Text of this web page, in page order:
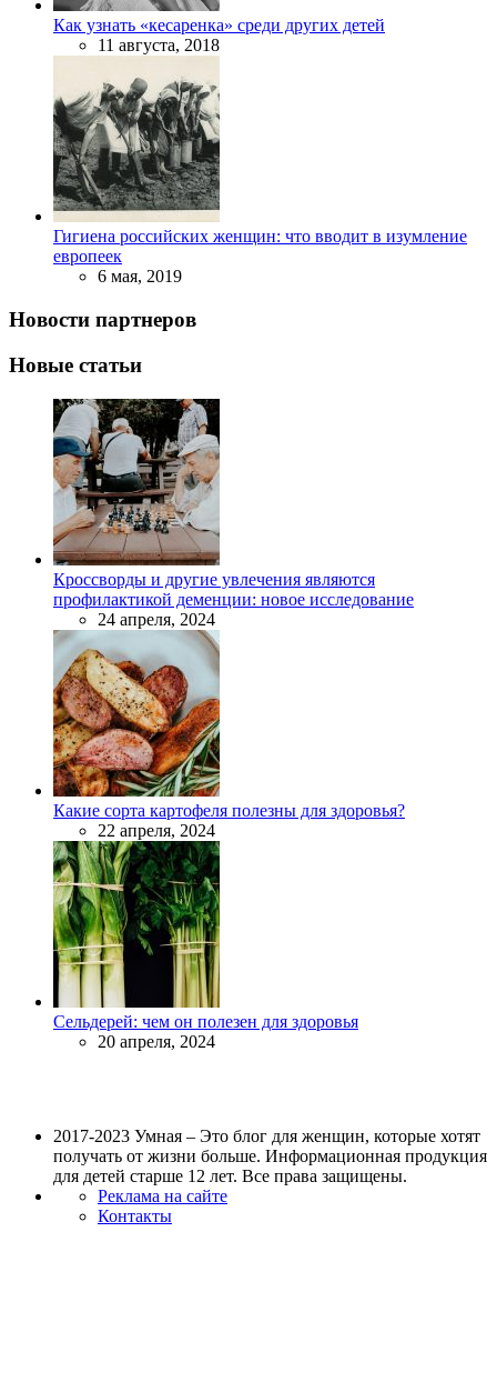
Как узнать «кесаренка» среди других детей
11 августа, 2018
Гигиена российских женщин: что вводит в изумление
европеек
6 мая, 2019
Новости партнеров
Новые статьи
Кроссворды и другие увлечения являются
профилактикой деменции: новое исследование
24 апреля, 2024
Какие сорта картофеля полезны для здоровья?
22 апреля, 2024
Сельдерей: чем он полезен для здоровья
20 апреля, 2024
2017-2023 Умная – Это блог для женщин, которые хотят
получать от жизни больше. Информационная продукция
для детей старше 12 лет. Все права защищены.
Реклама на сайте
Контакты